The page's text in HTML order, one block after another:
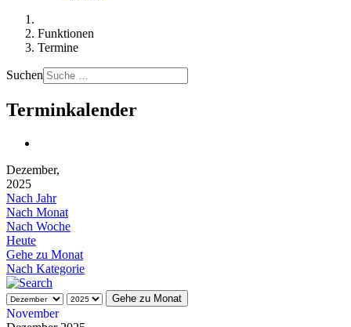
Funktionen
Termine
Suchen
Terminkalender
Dezember,
2025
Nach Jahr
Nach Monat
Nach Woche
Heute
Gehe zu Monat
Nach Kategorie
Gehe zu Monat
November